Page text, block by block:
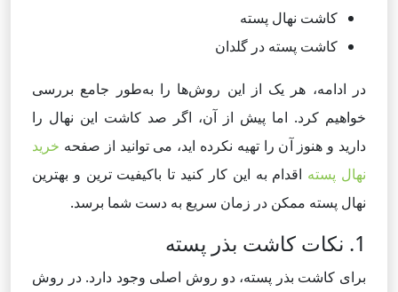
کاشت نهال پسته
کاشت پسته در گلدان
در ادامه، هر یک از این روش‌ها را به‌طور جامع بررسی
خواهیم کرد. اما پیش از آن، اگر صد کاشت این نهال را
دارید و هنوز آن را تهیه نکرده اید، می توانید از صفحه خرید
نهال پسته اقدام به این کار کنید تا باکیفیت ترین و بهترین
نهال پسته ممکن در زمان سریع به دست شما برسد.
1. نکات کاشت بذر پسته
برای کاشت بذر پسته، دو روش اصلی وجود دارد. در روش